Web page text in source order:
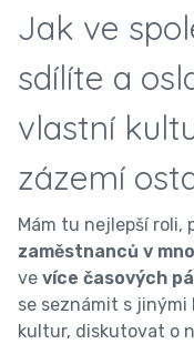
Jak ve
sdílíte a
vlastní
zázemí
Mám tu nejlepší roli,
zaměstnanců v
ve více časových
se seznámit s
kultur, diskutovat o